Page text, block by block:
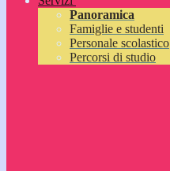
Panoramica
Famiglie e studenti
Personale scolastico
Percorsi di studio